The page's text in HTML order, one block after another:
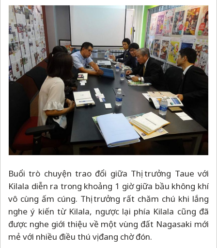
Buổi trò chuyện trao đổi giữa Thị trưởng Taue với
Kilala diễn ra trong khoảng 1 giờ giữa bầu không khí
vô cùng ấm cúng. Thị trưởng rất chăm chú khi lắng
nghe ý kiến từ Kilala, ngược lại phía Kilala cũng đã
được nghe giới thiệu về một vùng đất Nagasaki mới
mẻ với nhiều điều thú vị đang chờ đón.